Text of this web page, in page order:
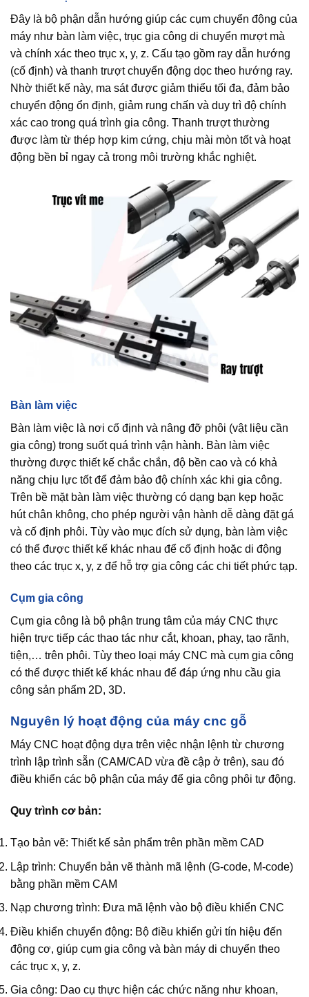
Đây là bộ phận dẫn hướng giúp các cụm chuyển động của
máy như bàn làm việc, trục gia công di chuyển mượt mà
và chính xác theo trục x, y, z. Cấu tạo gồm ray dẫn hướng
(cố định) và thanh trượt chuyển động dọc theo hướng ray.
Nhờ thiết kế này, ma sát được giảm thiểu tối đa, đảm bảo
chuyển động ổn định, giảm rung chấn và duy trì độ chính
xác cao trong quá trình gia công. Thanh trượt thường
được làm từ thép hợp kim cứng, chịu mài mòn tốt và hoạt
động bền bỉ ngay cả trong môi trường khắc nghiệt.
Bàn làm việc
Bàn làm việc là nơi cố định và nâng đỡ phôi (vật liệu cần
gia công) trong suốt quá trình vận hành. Bàn làm việc
thường được thiết kế chắc chắn, độ bền cao và có khả
năng chịu lực tốt để đảm bảo độ chính xác khi gia công.
Trên bề mặt bàn làm việc thường có dạng bạn kẹp hoặc
hút chân không, cho phép người vận hành dễ dàng đặt gá
và cố định phôi. Tùy vào mục đích sử dụng, bàn làm việc
có thể được thiết kế khác nhau để cố định hoặc di động
theo các trục x, y, z để hỗ trợ gia công các chi tiết phức tạp.
Cụm gia công
Cụm gia công là bộ phận trung tâm của máy CNC thực
hiện trực tiếp các thao tác như cắt, khoan, phay, tạo rãnh,
tiện,… trên phôi. Tùy theo loại máy CNC mà cụm gia công
có thể được thiết kế khác nhau để đáp ứng nhu cầu gia
công sản phẩm 2D, 3D.
Nguyên lý hoạt động của máy cnc gỗ
Máy CNC hoạt động dựa trên việc nhận lệnh từ chương
trình lập trình sẵn (CAM/CAD vừa đề cập ở trên), sau đó
điều khiển các bộ phận của máy để gia công phôi tự động.
Quy trình cơ bản:
Tạo bản vẽ: Thiết kế sản phẩm trên phần mềm CAD
Lập trình: Chuyển bản vẽ thành mã lệnh (G-code, M-code)
bằng phần mềm CAM
Nạp chương trình: Đưa mã lệnh vào bộ điều khiển CNC
Điều khiển chuyển động: Bộ điều khiển gửi tín hiệu đến
động cơ, giúp cụm gia công và bàn máy di chuyển theo
các trục x, y, z.
Gia công: Dao cụ thực hiện các chức năng như khoan,